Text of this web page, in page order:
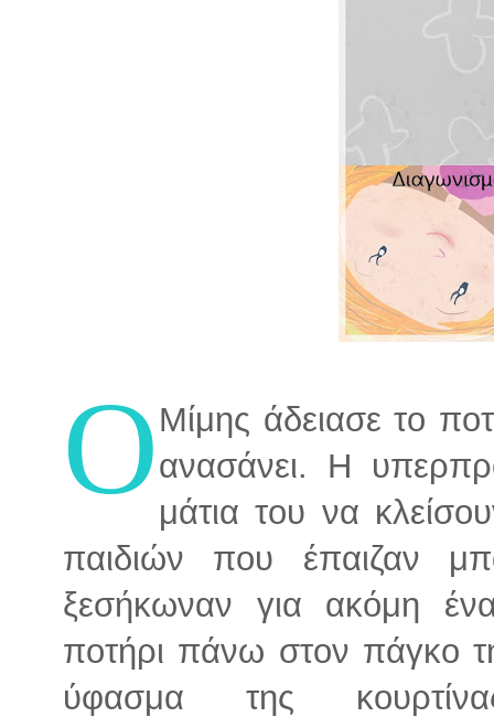
Ο Μίμης άδειασε το
ανασάνει. Η
μάτια του να
παιδιών που έπαιζαν
ξεσήκωναν για ακόμη
ποτήρι πάνω στον πάγκο
ύφασμα της